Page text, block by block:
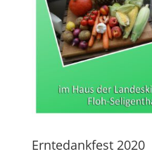
Erntedankfest 2020